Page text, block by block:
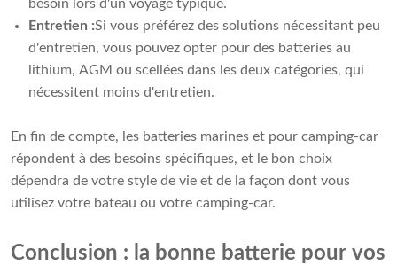
besoin lors d'un voyage typique.
Entretien :Si vous préférez des solutions nécessitant peu
d'entretien, vous pouvez opter pour des batteries au
lithium, AGM ou scellées dans les deux catégories, qui
nécessitent moins d'entretien.
En fin de compte, les batteries marines et pour camping-car
répondent à des besoins spécifiques, et le bon choix
dépendra de votre style de vie et de la façon dont vous
utilisez votre bateau ou votre camping-car.
Conclusion : la bonne batterie pour vos